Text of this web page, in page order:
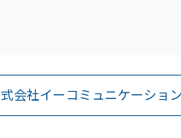
会社イーコミュニケーショ